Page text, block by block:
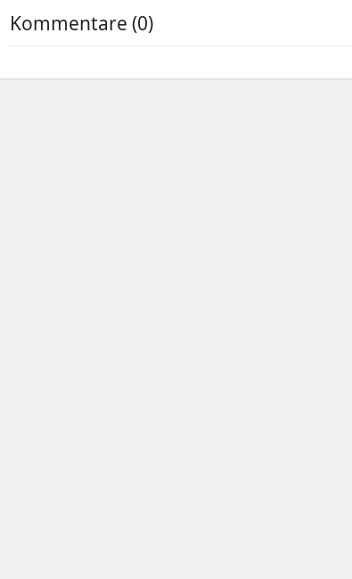
Kommentare (0)